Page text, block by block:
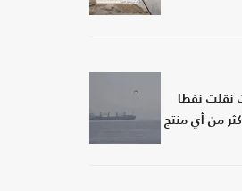
نقلت نفطا
من أي منتج